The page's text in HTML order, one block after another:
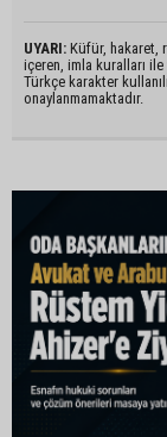
UYARI: Küfür, hakaret,
içeren, imla kuralları ile
Türkçe karakter
onaylanmamaktadır.